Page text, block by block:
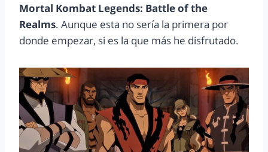
Mortal Kombat Legends: Battle of the
Realms. Aunque esta no sería la primera por
donde empezar, si es la que más he disfrutado.